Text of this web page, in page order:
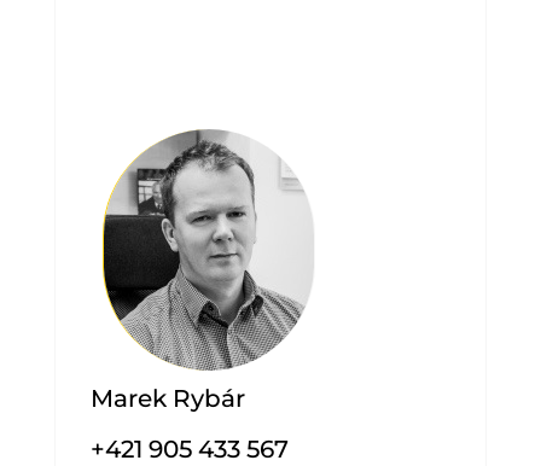
Marek Rybár
+421 905 433 567